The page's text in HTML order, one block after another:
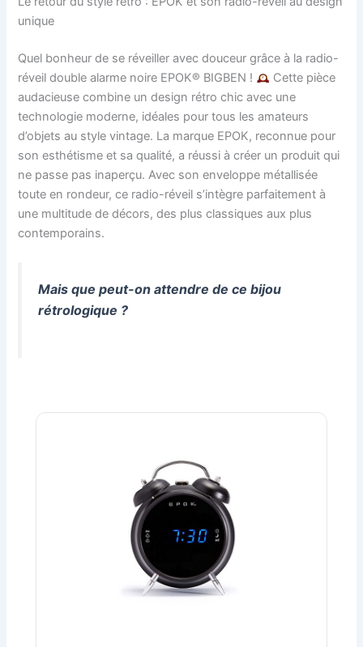
unique
Quel bonheur de se réveiller avec douceur grâce à la radio-
réveil double alarme noire EPOK® BIGBEN !
Cette pièce
audacieuse combine un design rétro chic avec une
technologie moderne, idéales pour tous les amateurs
d’objets au style vintage. La marque EPOK, reconnue pour
son esthétisme et sa qualité, a réussi à créer un produit qui
ne passe pas inaperçu. Avec son enveloppe métallisée
toute en rondeur, ce radio-réveil s’intègre parfaitement à
une multitude de décors, des plus classiques aux plus
contemporains.
Mais que peut-on attendre de ce bijou
rétrologique ?